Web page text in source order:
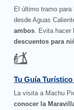
El último tramo
desde Aguas
ambos. Evita hacer
descuentos para
Tu Guía
La visita a Machu
conocer la